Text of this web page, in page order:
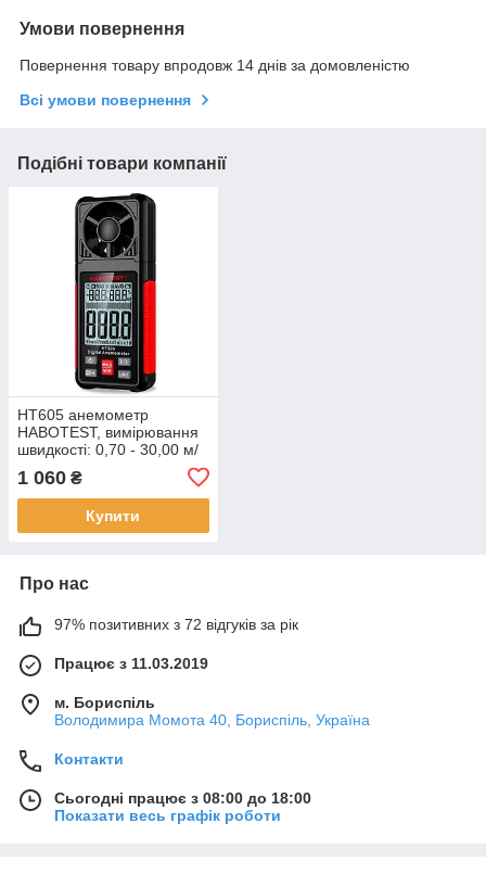
Умови повернення
Повернення товару впродовж 14 днів за домовленістю
Всі умови повернення
Подібні товари компанії
HT605 анемометр
HABOTEST, вимірювання
швидкості: 0,70 - 30,00 м/
температури повітря
1 060 ₴
Купити
Про нас
97% позитивних з 72 відгуків за рік
Працює з 11.03.2019
м. Бориспіль
Володимира Момота 40, Бориспіль, Україна
Контакти
Сьогодні працює з 08:00 до 18:00
Показати весь графік роботи